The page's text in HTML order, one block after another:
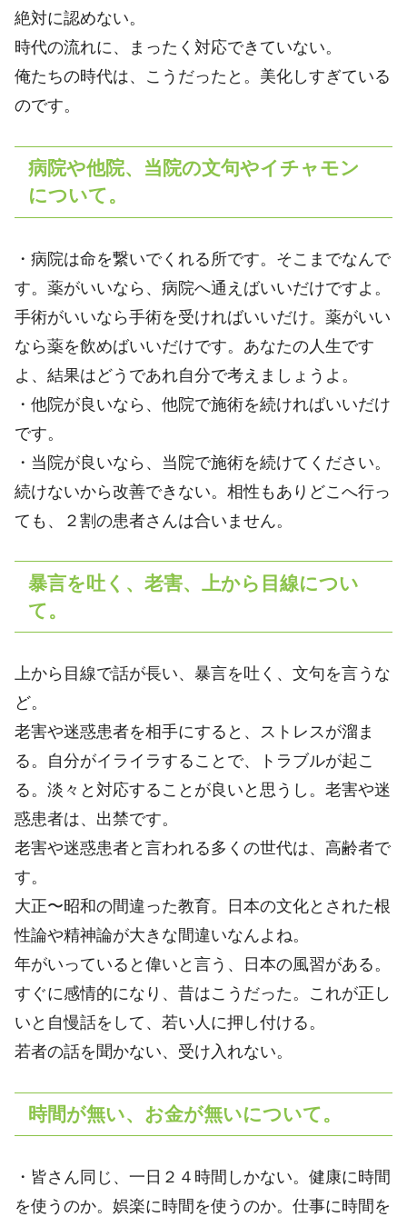
絶対に認めない。
時代の流れに、まったく対応できていない。
俺たちの時代は、こうだったと。美化しすぎている
のです。
病院や他院、当院の文句やイチャモン
について。
・病院は命を繋いでくれる所です。そこまでなんで
す。薬がいいなら、病院へ通えばいいだけですよ。
手術がいいなら手術を受ければいいだけ。薬がいい
なら薬を飲めばいいだけです。あなたの人生です
よ、結果はどうであれ自分で考えましょうよ。
・他院が良いなら、他院で施術を続ければいいだけ
です。
・当院が良いなら、当院で施術を続けてください。
続けないから改善できない。相性もありどこへ行っ
ても、２割の患者さんは合いません。
暴言を吐く、老害、上から目線につい
て。
上から目線で話が長い、暴言を吐く、文句を言うな
ど。
老害や迷惑患者を相手にすると、ストレスが溜ま
る。自分がイライラすることで、トラブルが起こ
る。淡々と対応することが良いと思うし。老害や迷
惑患者は、出禁です。
老害や迷惑患者と言われる多くの世代は、高齢者で
す。
大正〜昭和の間違った教育。日本の文化とされた根
性論や精神論が大きな間違いなんよね。
年がいっていると偉いと言う、日本の風習がある。
すぐに感情的になり、昔はこうだった。これが正し
いと自慢話をして、若い人に押し付ける。
若者の話を聞かない、受け入れない。
時間が無い、お金が無いについて。
・皆さん同じ、一日２４時間しかない。健康に時間
を使うのか。娯楽に時間を使うのか。仕事に時間を